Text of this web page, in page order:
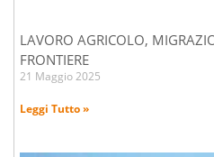
LAVORO AGRICOLO,
FRONTIERE
21 Maggio 2025
Leggi Tutto »